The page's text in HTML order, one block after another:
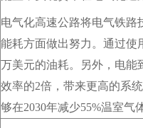
电气化高速公路将电气铁路
能耗方面做出努力。通过使
万美元的油耗。另外，电能
效率的2倍，带来更高的系
够在2030年减少55%温室气